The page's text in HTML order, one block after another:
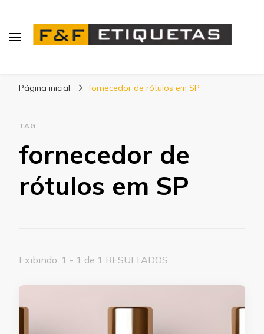
Página inicial fornecedor de rótulos em SP
TAG
fornecedor de
rótulos em SP
Exibindo: 1 - 1 de 1 RESULTADOS